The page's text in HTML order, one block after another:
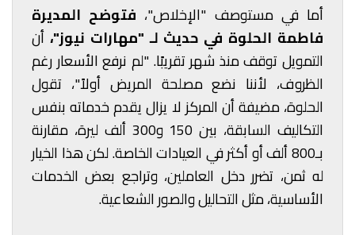
أما في مستوصف "الإخلاص"، فتوضح المديرة
فاطمة الحلوة في حديث لـ "مهارات نيوز"، أن
التمويل توقف منذ شهر تقريبًا. "لم نرفع الأسعار رغم
الظروف، لأننا نضع مصلحة المريض أولاً"، تقول
الحلوة، مضيفة أن المركز لا يزال يقدم خدماته بنفس
التكاليف السابقة، بين 150 و300 ألف ليرة، مقارنة
بـ800 ألف أو أكثر في العيادات الخاصة. لكن هذا الخيار
له ثمن، تضرر دخل العاملين، وتراجع بعض الخدمات
الأساسية، مثل التحاليل والصور الشعاعية.